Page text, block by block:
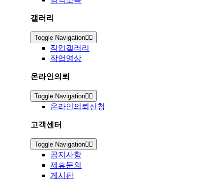
갤러리
Toggle Navigation
작업갤러리
작업영상
온라인의뢰
Toggle Navigation
온라인의뢰신청
고객센터
Toggle Navigation
공지사항
제휴문의
게시판